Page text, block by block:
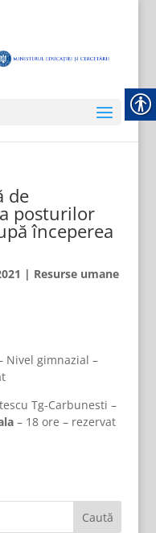
de
posturilor
începerea
| Resurse umane
Nivel gimnazial –
Tg-Carbunesti –
– 18 ore – rezervat